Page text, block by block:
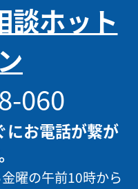
談ホット
060
にお電話が繋が
曜の午前10時から